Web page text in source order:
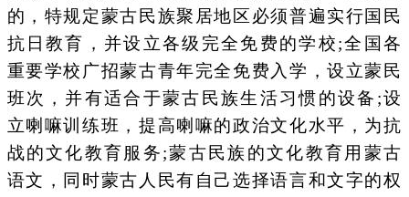
的，特规定蒙古民族聚居地区必须普遍实行国民
抗日教育，并设立各级完全免费的学校;全国各
重要学校广招蒙古青年完全免费入学，设立蒙民
班次，并有适合于蒙古民族生活习惯的设备;设
立喇嘛训练班，提高喇嘛的政治文化水平，为抗
战的文化教育服务;蒙古民族的文化教育用蒙古
语文，同时蒙古人民有自己选择语言和文字的权